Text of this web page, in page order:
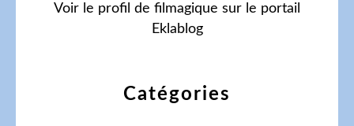
Catégories
Voir le profil de filmagique sur le portail
Eklablog